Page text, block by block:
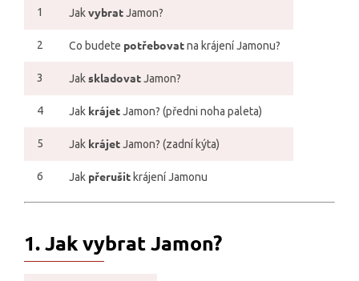
1
JakvybratJamon?
2 Co budete potřebovatna krájení Jamonu?
3 JakskladovatJamon?
4 Jak krájetJamon? (předni noha paleta)
5 Jak krájetJamon? (zadní kýta)
6 Jak přerušit krájení Jamonu
1. Jak vybrat Jamon?